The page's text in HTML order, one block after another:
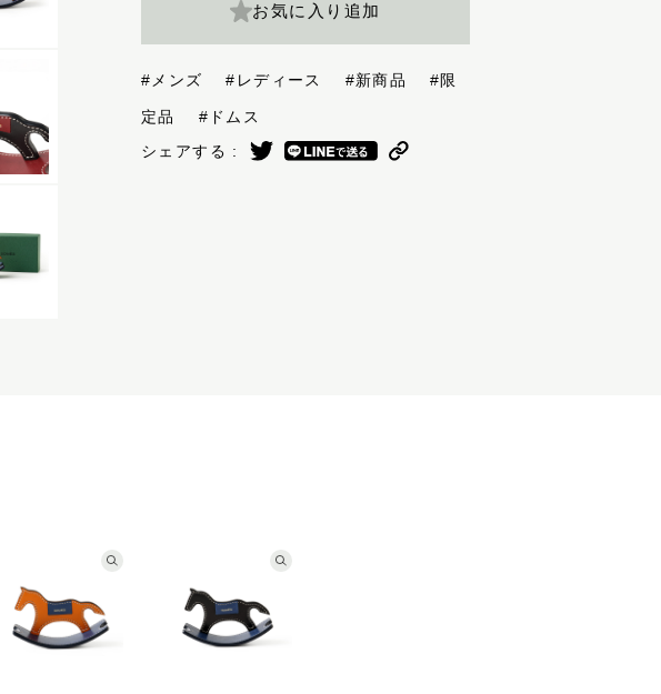
お気に入り追加
#メンズ #レディース #新商品 #限
定品
#ドムス
シェアする :